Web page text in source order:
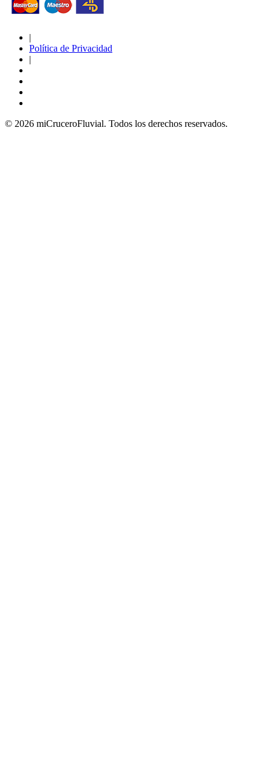
|
Política de Privacidad
|
© 2026 miCruceroFluvial. Todos los derechos reservados.